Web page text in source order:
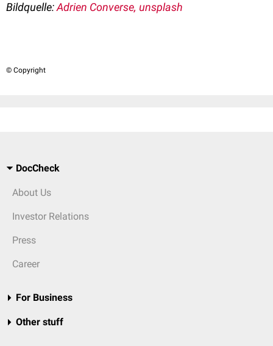
Bildquelle:Adrien Converse, unsplash
© Copyright
DocCheck
About Us
Investor Relations
Press
Career
For Business
Other stuff